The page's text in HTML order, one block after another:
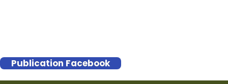
Publication Facebook